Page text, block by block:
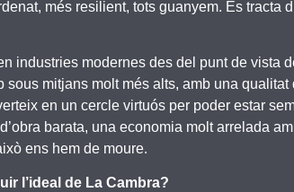
més resilient, tots guanyem. Es tracta
industries modernes des del punt de vista
mitjans molt més alts, amb una qualitat
en un cercle virtuós per poder estar
barata, una economia molt arrelada
ens hem de moure.
l’ideal de La Cambra?